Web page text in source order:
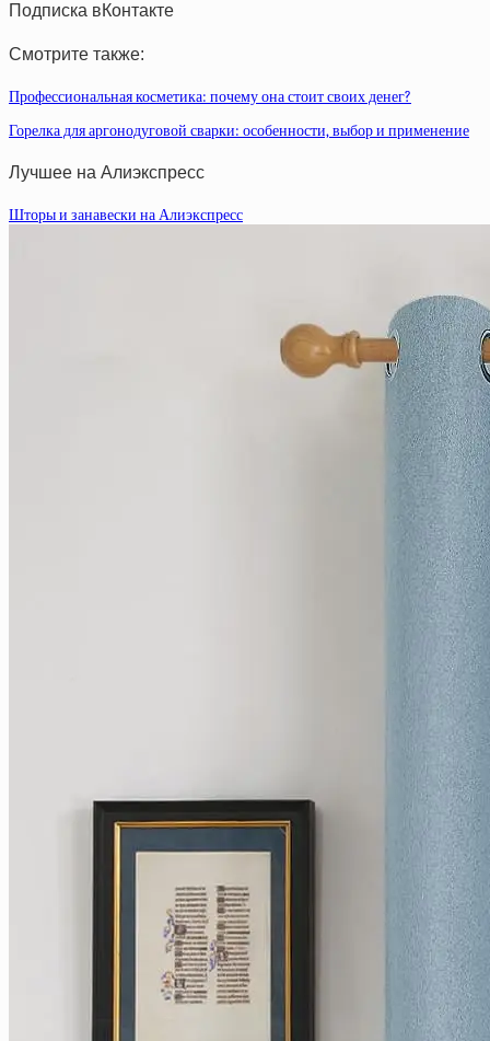
Подписка вКонтакте
Смотрите также:
Профессиональная косметика: почему она стоит своих денег?
Горелка для аргонодуговой сварки: особенности, выбор и применение
Лучшее на Алиэкспресс
Шторы и занавески на Алиэкспресс